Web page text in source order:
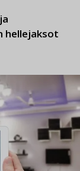
hellejaksot